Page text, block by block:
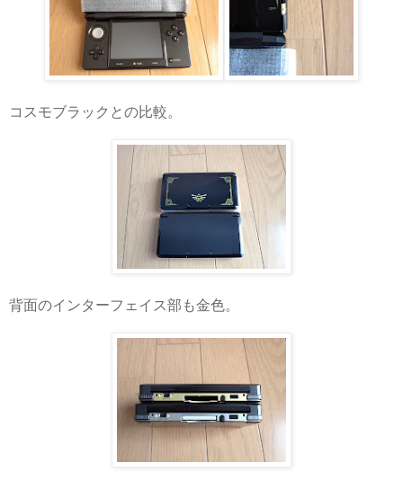
コスモブラックとの比較。
背面のインターフェイス部も金色。